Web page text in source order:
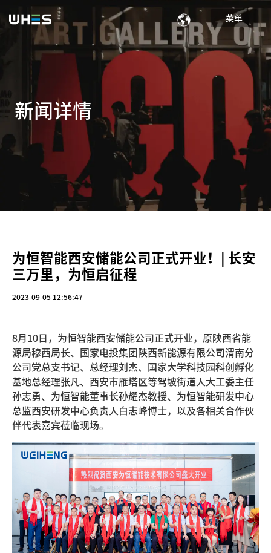
菜单
新闻详情
为恒智能西安储能公司正式开业！| 长安
三万里，为恒启征程
2023-09-05 12:56:47
8月10日，为恒智能西安储能公司正式开业，原陕西省能
源局穆西局长、国家电投集团陕西新能源有限公司渭南分
公司党总支书记、总经理刘杰、国家大学科技园科创孵化
基地总经理张凡、西安市雁塔区等驾坡街道人大工委主任
孙志勇、为恒智能董事长孙耀杰教授、为恒智能研发中心
总监西安研发中心负责人白志峰博士，以及各相关合作伙
伴代表嘉宾莅临现场。